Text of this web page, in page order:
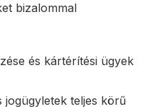
bizalommal
és kártérítési ügyek
jogügyletek teljes körű